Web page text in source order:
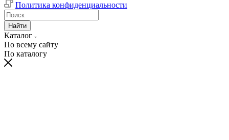
Политика конфиденциальности
Найти
Каталог
По всему сайту
По каталогу